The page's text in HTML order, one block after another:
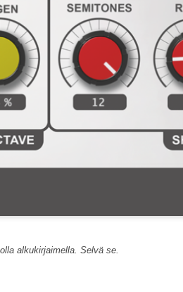
alkukirjaimella. Selvä se.